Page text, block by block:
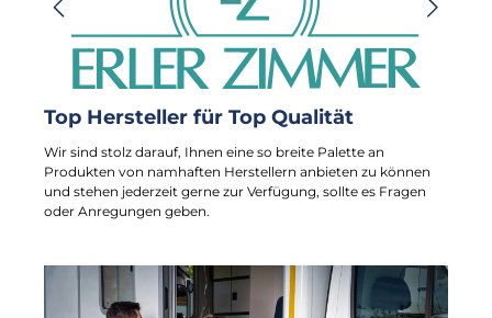
Top Hersteller für Top Qualität
Wir sind stolz darauf, Ihnen eine so breite Palette an
Produkten von namhaften Herstellern anbieten zu können
und stehen jederzeit gerne zur Verfügung, sollte es Fragen
oder Anregungen geben.